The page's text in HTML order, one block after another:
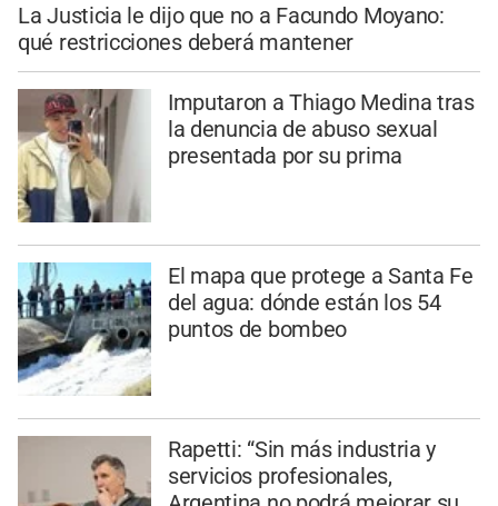
La Justicia le dijo que no a Facundo Moyano:
qué restricciones deberá mantener
Imputaron a Thiago Medina tras
la denuncia de abuso sexual
presentada por su prima
El mapa que protege a Santa Fe
del agua: dónde están los 54
puntos de bombeo
Rapetti: “Sin más industria y
servicios profesionales,